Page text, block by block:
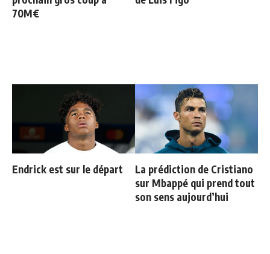
70M€
Endrick est sur le départ
La prédiction de Cristiano
sur Mbappé qui prend tout
son sens aujourd’hui